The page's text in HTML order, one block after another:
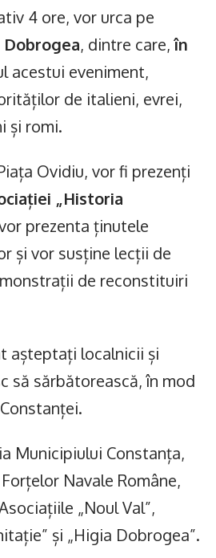
4 ore, vor urca pe
Dobrogea, dintre care,în
acestui eveniment,
de italieni, evrei,
și romi.
Ovidiu, vor fi prezenți
„Historia
prezenta ținutele
și vor susține lecții de
de reconstituiri
așteptați localnicii și
să sărbătorească, în mod
Municipiului Constanța,
Navale Române,
„Noul Val”,
și „Higia Dobrogea”.